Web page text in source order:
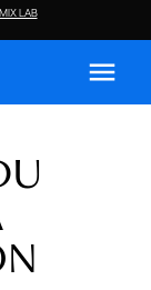
LAB
menu